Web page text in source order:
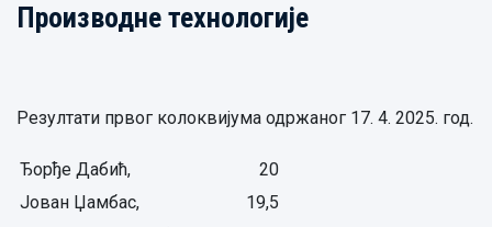
Производне технологије
Резултати првог колоквијума одржаног 17. 4. 2025. год.
Ђорђе Дабић,
20
Јован Џамбас,
19,5